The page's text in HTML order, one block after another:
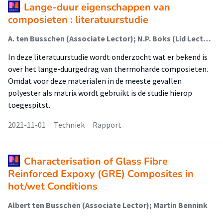
Lange-duur eigenschappen van
composieten : literatuurstudie
A. ten Busschen (Associate Lector); N.P. Boks (Lid Lectoraat); M.D.C. Topp (Lector)
In deze literatuurstudie wordt onderzocht wat er bekend is
over het lange-duurgedrag van thermoharde composieten.
Omdat voor deze materialen in de meeste gevallen
polyester als matrix wordt gebruikt is de studie hierop
toegespitst.
2021-11-01
Techniek Rapport
Characterisation of Glass Fibre
Reinforced Expoxy (GRE) Composites in
hot/wet Conditions
Albert ten Busschen (Associate Lector); Martin Bennink